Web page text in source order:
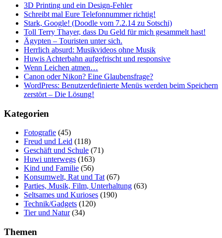
3D Printing und ein Design-Fehler
Schreibt mal Eure Telefonnummer richtig!
Stark, Google! (Doodle vom 7.2.14 zu Sotschi)
Toll Terry Thayer, dass Du Geld für mich gesammelt hast!
Ägypten – Touristen unter sich.
Herrlich absurd: Musikvideos ohne Musik
Huwis Achterbahn aufgefrischt und responsive
Wenn Leichen atmen…
Canon oder Nikon? Eine Glaubensfrage?
WordPress: Benutzerdefinierte Menüs werden beim Speichern
zerstört – Die Lösung!
Kategorien
Fotografie (45)
Freud und Leid (118)
Geschäft und Schule (71)
Huwi unterwegs (163)
Kind und Familie (56)
Konsumwelt, Rat und Tat (67)
Parties, Musik, Film, Unterhaltung (63)
Seltsames und Kurioses (190)
Technik/Gadgets (120)
Tier und Natur(34)
Themen